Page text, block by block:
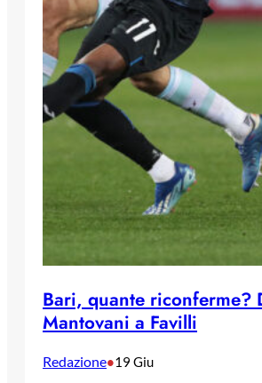
Bari, quante riconferme?
Mantovani a Favilli
Redazione•19 Giu